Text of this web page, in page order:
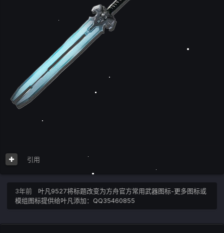
引用
3年前 叶凡9527将标题改变为方舟官方常用武器图标-更多图标或
模组图标提供给叶凡添加：QQ35460855